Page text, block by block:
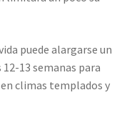
puede alargarse un
13 semanas para
climas templados y